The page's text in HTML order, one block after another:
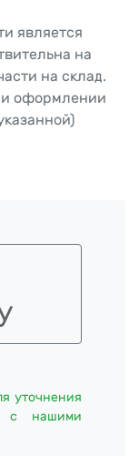
является
на
на склад.
оформлении
уточнения
с нашими